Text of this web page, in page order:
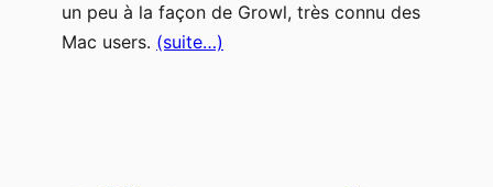
un peu à la façon de Growl, très connu des
Mac users. (suite…)